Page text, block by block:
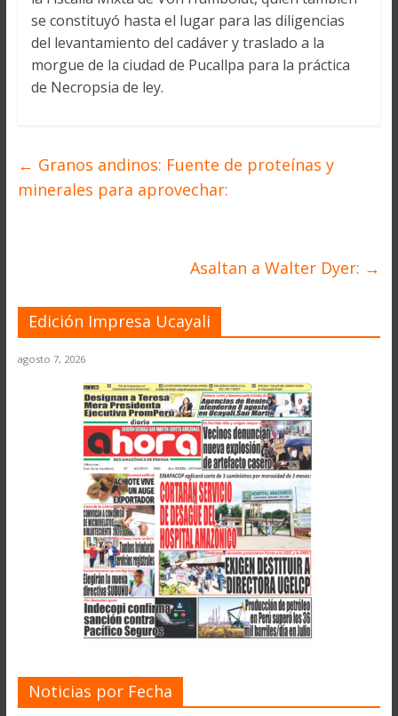
se constituyó hasta el lugar para las diligencias
del levantamiento del cadáver y traslado a la
morgue de la ciudad de Pucallpa para la práctica
de Necropsia de ley.
← Granos andinos: Fuente de proteínas y
minerales para aprovechar:
Asaltan a Walter Dyer: →
Edición Impresa Ucayali
agosto 7, 2026
Noticias por Fecha